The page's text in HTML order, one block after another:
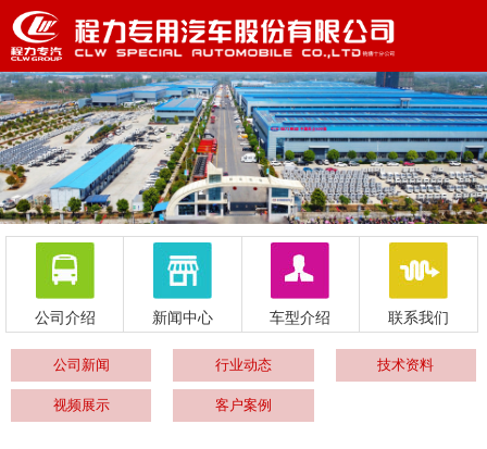
公司介绍 新闻中心 车型介绍 联系我们
公司新闻 行业动态 技术资料
视频展示 客户案例